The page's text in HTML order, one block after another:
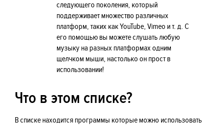
следующего поколения, который
поддерживает множество различных
платформ, таких как YouTube, Vimeo и т. д. С
его помощью вы можете слушать любую
музыку на разных платформах одним
щелчком мыши, настолько он прост в
использовании!
Что в этом списке?
В списке находится программы которые можно использовать